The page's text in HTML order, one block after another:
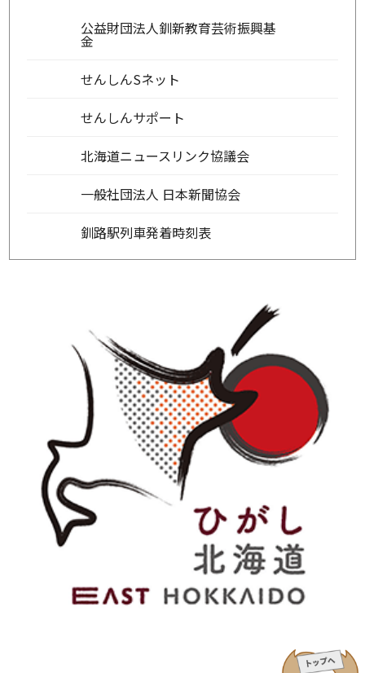
公益財団法人釧新教育芸術振興基
金
せんしんSネット
せんしんサポート
北海道ニュースリンク協議会
一般社団法人 日本新聞協会
釧路駅列車発着時刻表